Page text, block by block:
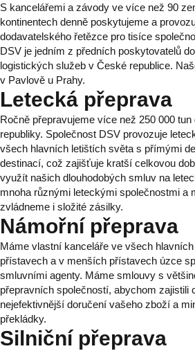
S kancelářemi a závody ve více než 90
kontinentech denně poskytujeme a
dodavatelského řetězce pro tisíce
DSV je jedním z předních poskytovatelů
logistických služeb v České republice.
v Pavlově u Prahy.
Letecká přeprava
Ročně přepravujeme více než 250 000
republiky. Společnost DSV provozuje
všech hlavních letištích světa s přímými
destinací, což zajišťuje kratší celkovou
využít našich dlouhodobých smluv na
mnoha různými leteckými společnostmi a
zvládneme i složité zásilky.
Námořní přeprava
Máme vlastní kanceláře ve všech
přístavech a v menších přístavech úzce
smluvními agenty. Máme smlouvy s
přepravních společností, abychom zajistili
nejefektivnější doručení vašeho zboží a
překládky.
Silniční přeprava